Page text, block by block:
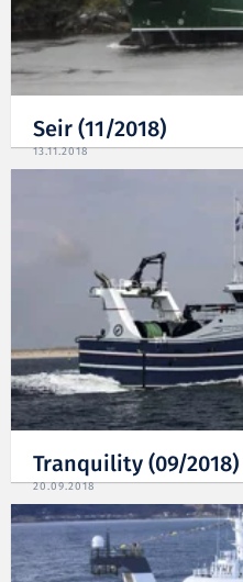
Seir (11/2018)
13.11.2018
Tranquility (09/2018)
20.09.2018